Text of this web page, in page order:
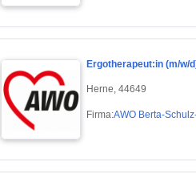
Ergotherapeut:in (m/w/
Herne, 44649
Firma:AWO Berta-